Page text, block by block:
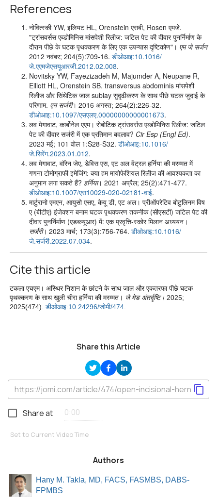
References
नोवित्स्की YW, इलियट HL, Orenstein एसबी, Rosen एमजे.
"ट्रांसवर्सस एब्डोमिनिस मांसपेशी रिलीज: जटिल पेट की दीवार पुनर्निर्माण के
दौरान पीछे के घटक पृथक्करण के लिए एक उपन्यास दृष्टिकोण"। एम जे सर्जन
2012 नवंबर; 204(5):709-16. डीओआइ:10.1016/
जे.एएमजेएसयूआरजी.2012.02.008.
Novitsky YW, Fayezizadeh M, Majumder A, Neupane R,
Elliott HL, Orenstein SB. transversus abdominis मांसपेशी
रिलीज और सिंथेटिक जाल sublay सुदृढीकरण के साथ पीछे घटक जुदाई के
परिणाम. एन सर्जरी। 2016 अगस्त; 264(2):226-32.
डीओआइ:10.1097/एसएलए.00000000000001673.
लव मेगावाट, कार्बोनेल एएम। रोबोटिक ट्रांसवर्सस एब्डोमिनिस रिलीज: जटिल
पेट की दीवार सर्जरी में एक प्रतिमान बदलाव? Cir Esp (Engl Ed).
2023 मई; 101 वोल 1:S28-S32. डीओआइ:10.1016/
जे.सिरेंग.2023.01.012.
लव मेगावाट, वॉरेन जेए, डेविस एस, एट अल वेंट्रल हर्निया की मरम्मत में
गणना टोमोग्राफी इमेजिंग: क्या हम मायोफेशियल रिलीज की आवश्यकता का
अनुमान लगा सकते हैं? हर्निया। 2021 अप्रैल; 25(2):471-477.
डीओआइ:10.1007/एस10029-020-02181-वाई.
मार्टुरानो एमएन, आयुसो एसए, केयू डी, एट अल। प्रीऑपरेटिव बोटुलिनम विष
ए (बीटीए) इंजेक्शन बनाम घटक पृथक्करण तकनीक (सीएसटी) जटिल पेट की
दीवार पुनर्निर्माण (एडब्ल्यूआर) में: एक प्रवृत्ति-स्कोर मिलान अध्ययन।
सर्जरी। 2023 मार्च; 173(3):756-764. डीओआइ:10.1016/
जे.सर्जरी.2022.07.034.
Cite this article
टकला एचएम। अस्थिर निशान के छांटने के साथ जाल और एकतरफा पीछे घटक
पृथक्करण के साथ खुली चीरा हर्निया की मरम्मत। जे मेड अंतर्दृष्टि। 2025;
2025(474). डीओआइ:10.24296/जोमी/474.
Share this Article
Share at
Set to Current Video Time
Authors
Hany M. Takla, MD, FACS, FASMBS, DABS-
FPMBS